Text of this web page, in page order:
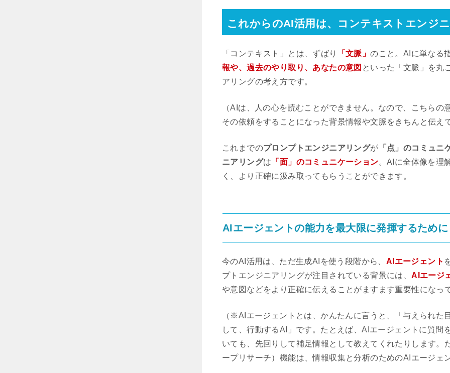
これからのAI活用は、コンテキストエンジ
「コンテキスト」とは、ずばり 「文脈」のこと。AIに単なる
報や、過去のやり取り、あなたの意図 といった「文脈」を丸
アリングの考え方です。
（AIは、人の心を読むことができません。なので、こちら
その依頼をすることになった背景情報や文脈をきちんと伝え
これまでのプロンプトエンジニアリングが 「点」のコミュニ
ニアリングは 「面」のコミュニケーション。AIに全体像を理
く、より正確に汲み取ってもらうことができます。
AIエージェントの能力を最大限に発揮するために
今のAI活用は、ただ生成AIを使う段階から、 AIエージェント
プトエンジニアリングが注目されている背景には、AIエージ
や意図などをより正確に伝えることがますます重要性になっ
（※AIエージェントとは、かんたんに言うと、「与えられた
して、行動するAI」です。たとえば、AIエージェントに質問
いても、先回りして補足情報として教えてくれたりします
ープリサーチ）機能は、情報収集と分析のためのAIエージェ